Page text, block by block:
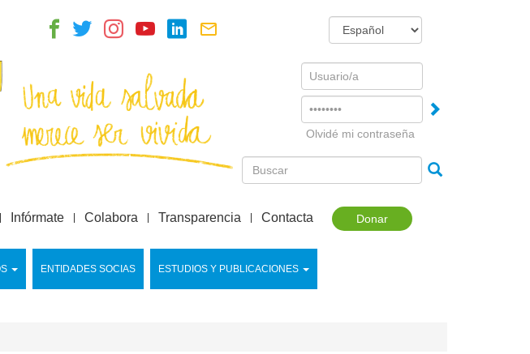
Username
Olvidé mi contraseña
Donar
ENTIDADES SOCIAS ESTUDIOS Y PUBLICACIONES
Infórmate Colabora Transparencia Contacta